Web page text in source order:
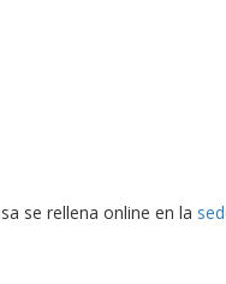
se rellena online en la